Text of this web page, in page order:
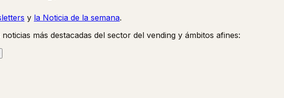
y la Noticia de la semana.
más destacadas del sector del vending y ámbitos afines: